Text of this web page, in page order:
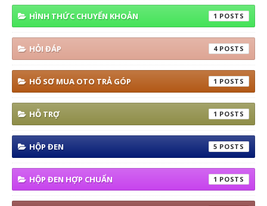
HÌNH THỨC CHUYỂN KHOẢN 1
HỎI ĐÁP 4
HỐ SƠ MUA OTO TRẢ GÓP 1
HỖ TRỢ 1
HỘP ĐEN 5
HỘP ĐEN HỢP CHUẨN 1